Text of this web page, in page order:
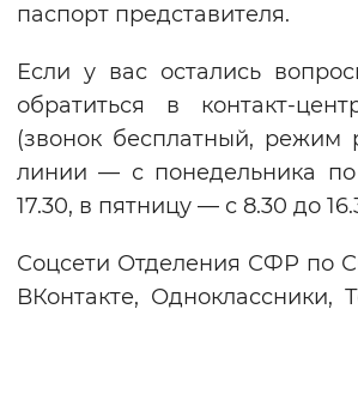
паспорт представителя.
Если у вас остались
обратиться в контакт-
(звонок бесплатный, режим
линии — с понедельника
17.30, в пятницу — с 8.30 до
Соцсети Отделения СФР по
ВКонтакте, Одноклассники,